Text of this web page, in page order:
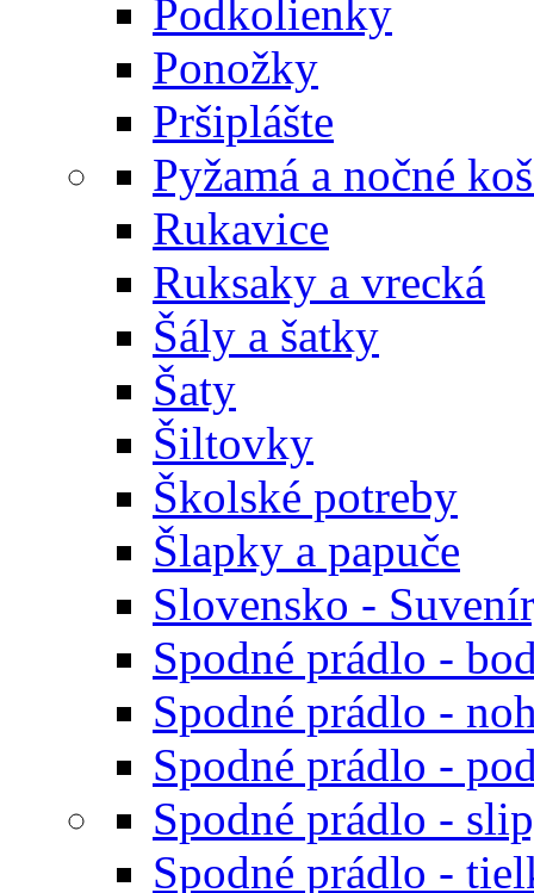
Podkolienky
Ponožky
Pršiplášte
Pyžamá a nočné
Rukavice
Ruksaky a vrecká
Šály a šatky
Šaty
Šiltovky
Školské potreby
Šlapky a papuče
Slovensko -
Spodné prádlo -
Spodné prádlo -
Spodné prádlo -
Spodné prádlo -
Spodné prádlo -